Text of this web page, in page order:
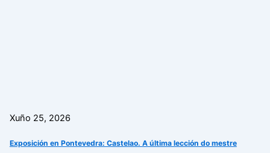
Xuño 25, 2026
Exposición en Pontevedra: Castelao. A última lección do mestre